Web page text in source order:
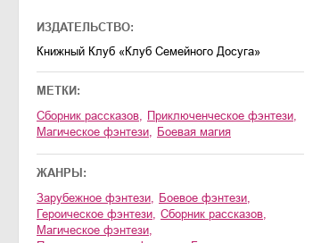
ИЗДАТЕЛЬСТВО:
Книжный Клуб «Клуб Семейного Досуга»
МЕТКИ:
сборник рассказов
приключенческое фэнтези
магическое фэнтези
боевая магия
ЖАНРЫ:
зарубежное фэнтези
боевое фэнтези
героическое фэнтези
сборник рассказов
магическое фэнтези